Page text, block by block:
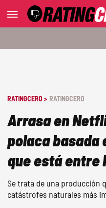
RATINGCERO > RATINGCERO
Arrasa en
polaca basada
que está entre
Se trata de una producción
catástrofes naturales más